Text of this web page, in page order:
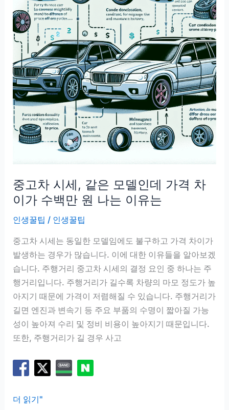
렌
트
보
다
무
조
건
손
해
일
져
봐
하
는
이
유
중고차 시세, 같은 모델인데 가격 차
이가 수백만 원 나는 이유는
인생꿀팁 / 인생꿀팁
중고차 시세는 동일한 모델임에도 불구하고 가격 차이가
발생하는 경우가 많습니다. 이에 대한 이유들을 알아보겠
습니다. 주행거리 중고차 시세의 결정 요인 중 하나는 주
행거리입니다. 주행거리가 길수록 차량의 마모 정도가 높
아지기 때문에 가격이 저렴해질 수 있습니다. 주행거리가
길면 엔진과 변속기 등 주요 부품의 수명이 짧아질 가능
성이 높아져 수리 및 정비 비용이 높아지기 때문입니다.
또한, 주행거리가 길 경우 사고
중
더 읽기"